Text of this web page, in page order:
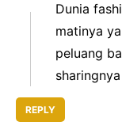
Dunia
matinya
peluang
sharingnya
REPLY